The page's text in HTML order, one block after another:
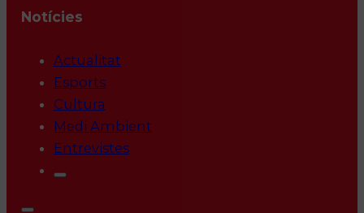
Notícies
Actualitat
Esports
Cultura
Medi Ambient
Entrevistes